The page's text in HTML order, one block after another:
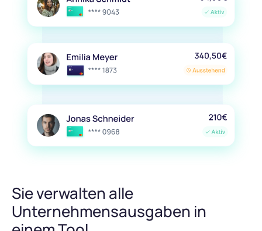
Sie verwalten alle
Unternehmensausgaben in